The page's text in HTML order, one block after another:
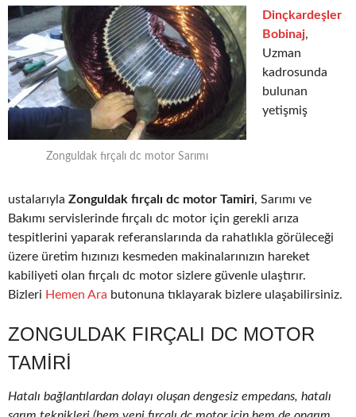
Zonguldak fırçalı dc motor Sarımı
Dinçkardeşler
Bobinaj,
Uzman
kadrosunda
bulunan
yetişmiş
ustalarıyla Zonguldak fırçalı dc motor Tamiri, Sarımı ve
Bakımı servislerinde fırçalı dc motor için gerekli arıza
tespitlerini yaparak referanslarında da rahatlıkla görüleceği
üzere üretim hızınızı kesmeden makinalarınızın hareket
kabiliyeti olan fırçalı dc motor sizlere güvenle ulaştırır.
Bizleri Hemen Ara butonuna tıklayarak bizlere ulaşabilirsiniz.
ZONGULDAK FIRÇALI DC MOTOR
TAMIRI
Hatalı bağlantılardan dolayı oluşan dengesiz empedans, hatalı